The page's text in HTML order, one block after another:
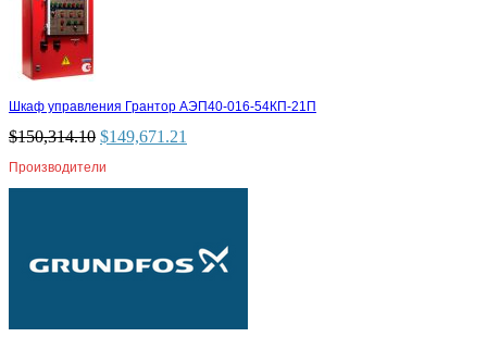
Шкаф управления Грантор АЭП40-016-54КП-21П
$150,314.10 $149,671.21
Производители